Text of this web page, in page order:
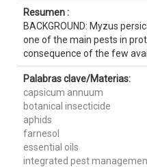
Resumen :
BACKGROUND: Myzus
one of the main pests in
consequence of the few
Palabras clave/Materias:
capsicum annuum
botanical insecticide
aphids
farnesol
essential oils
integrated pest